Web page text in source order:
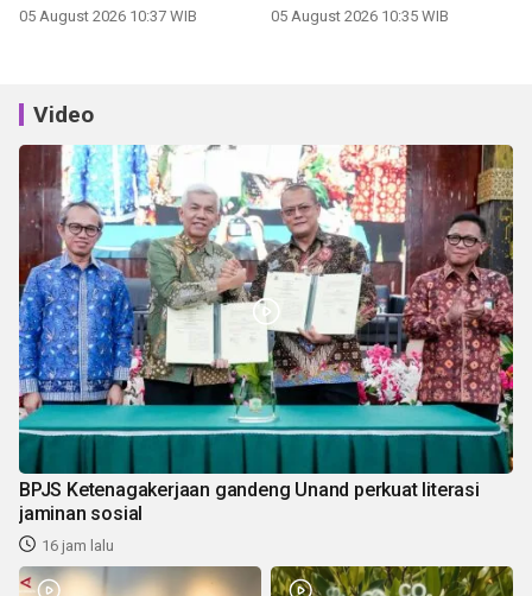
05 August 2026 10:37 WIB 05 August 2026 10:35 WIB
Video
BPJS Ketenagakerjaan gandeng Unand perkuat literasi
jaminan sosial
16 jam lalu